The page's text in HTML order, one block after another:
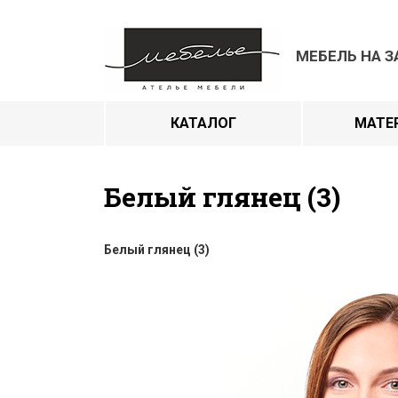
МЕБЕЛЬ НА
КАТАЛОГ
Белый глянец (3)
Белый глянец (3)